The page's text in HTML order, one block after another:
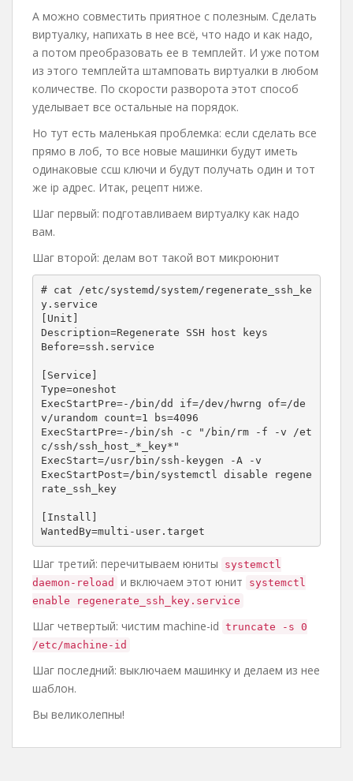
А можно совместить приятное с полезным. Сделать
виртуалку, напихать в нее всё, что надо и как надо,
а потом преобразовать ее в темплейт. И уже потом
из этого темплейта штамповать виртуалки в любом
количестве. По скорости разворота этот способ
уделывает все остальные на порядок.
Но тут есть маленькая проблемка: если сделать все
прямо в лоб, то все новые машинки будут иметь
одинаковые ссш ключи и будут получать один и тот
же ip адрес. Итак, рецепт ниже.
Шаг первый: подготавливаем виртуалку как надо
вам.
Шаг второй: делам вот такой вот микроюнит
# cat /etc/systemd/system/regenerate_ssh_ke
y.service
[Unit]
Description=Regenerate SSH host keys
Before=ssh.service
[Service]
Type=oneshot
ExecStartPre=-/bin/dd if=/dev/hwrng of=/de
v/urandom count=1 bs=4096
ExecStartPre=-/bin/sh -c "/bin/rm -f -v /et
c/ssh/ssh_host_*_key*"
ExecStart=/usr/bin/ssh-keygen -A -v
ExecStartPost=/bin/systemctl disable regene
rate_ssh_key
[Install]
WantedBy=multi-user.target
Шаг третий: перечитываем юниты
systemctl
daemon-reload
и включаем этот юнит
systemctl
enable regenerate_ssh_key.service
Шаг четвертый: чистим machine-id truncate -s 0
/etc/machine-id
Шаг последний: выключаем машинку и делаем из нее
шаблон.
Вы великолепны!